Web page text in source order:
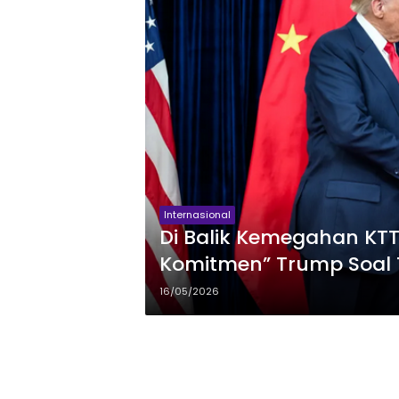
Internasional
Di Balik Kemegahan
Komitmen” Trump
Hubungan AS-China
16/05/2026